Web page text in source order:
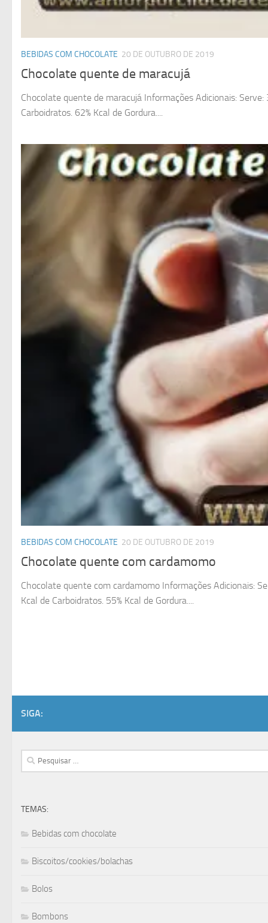
BEBIDAS COM CHOCOLATE 20 DE OUTUBRO DE 2019
Chocolate quente de maracujá
Chocolate quente de maracujá Informações Adicionais:
Carboidratos. 62% Kcal de Gordura....
BEBIDAS COM CHOCOLATE 20 DE OUTUBRO DE 2019
Chocolate quente com cardamomo
Chocolate quente com cardamomo Informações Adicionais:
Kcal de Carboidratos. 55% Kcal de Gordura....
SIGA:
Pesquisar
por:
TEMAS:
Bebidas com chocolate
Biscoitos/cookies/bolachas
Bolos
Bombons